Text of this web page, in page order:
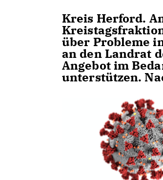
Kreis Herford.
über Probleme
an den Landrat
Angebot im
unterstützen.